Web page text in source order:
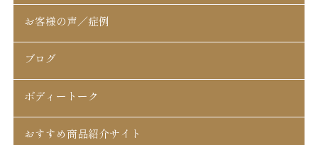
お客様の声／症例
ブログ
ボディートーク
おすすめ商品紹介サイト